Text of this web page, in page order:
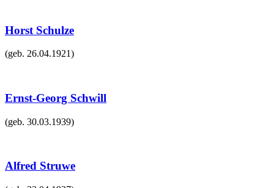
Horst Schulze
(geb. 26.04.1921)
Ernst-Georg Schwill
(geb. 30.03.1939)
Alfred Struwe